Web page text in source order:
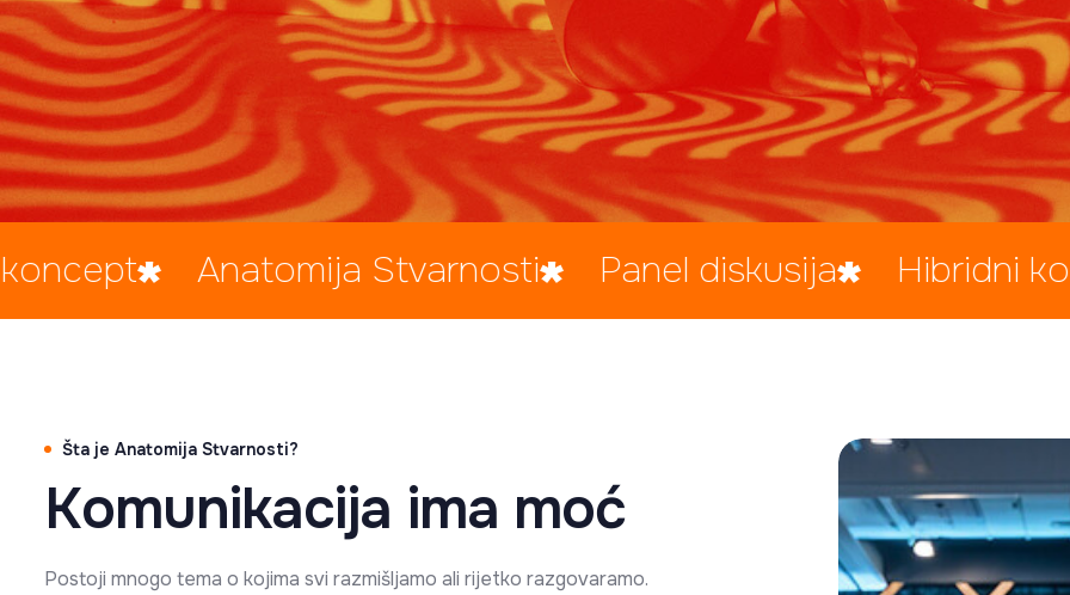
Anatomija Stvarnosti Panel diskusija Hibridni koncept
Šta je Anatomija Stvarnosti?
Komunikacija ima moć
Postoji mnogo tema o kojima svi razmišljamo ali rijetko razgovaramo.